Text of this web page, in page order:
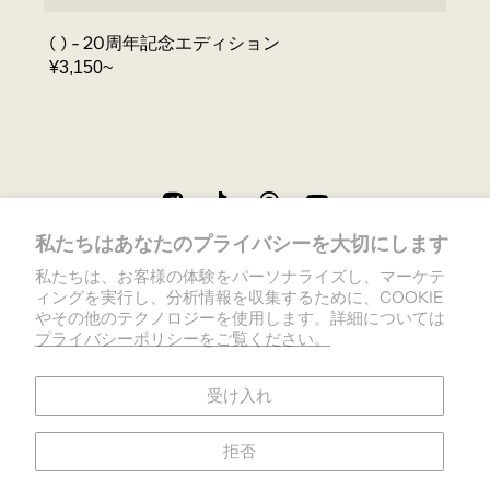
私たちはあなたのプライバシーを大切にします
私たちは、お客様の体験をパーソナライズし、マーケテ
ィングを実行し、分析情報を収集するために、COOKIE
やその他のテクノロジーを使用します。詳細については
プライバシーポリシーをご覧ください。
受け入れ
拒否
( ) - 20周年記念エディション
REGULAR
¥3,150~
プライバシーポリシー
利用規約
Cookie設定